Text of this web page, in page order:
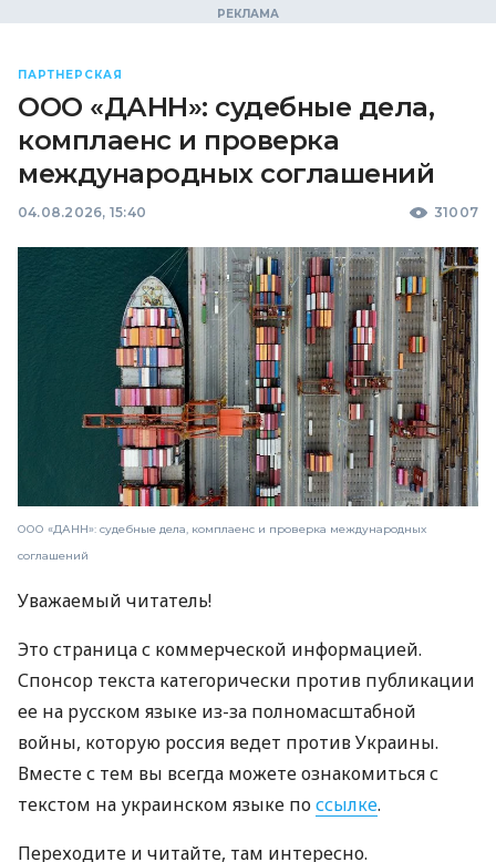
ПАРТНЕРСКАЯ
ООО «ДАНН»: судебные дела,
комплаенс и проверка
международных соглашений
04.08.2026, 15:40 31007
ООО «ДАНН»: судебные дела, комплаенс и проверка международных
соглашений
Уважаемый читатель!
Это страница с коммерческой информацией.
Спонсор текста категорически против публикации
ее на русском языке из-за полномасштабной
войны, которую россия ведет против Украины.
Вместе с тем вы всегда можете ознакомиться с
текстом на украинском языке поссылке.
Переходите и читайте, там интересно.